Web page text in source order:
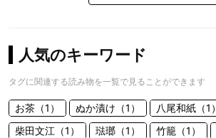
人気のキーワード
タグに関連する読み物を一覧で見ることができます
お茶（1） ぬか漬け（1） 八尾和紙（1）
柴田文江（1）
琺瑯（1） 竹籠（1）